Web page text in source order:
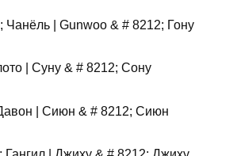
Чанёль | Gunwoo & # 8212; Гону
| Суну & # 8212; Сону
| Сиюн & # 8212; Сиюн